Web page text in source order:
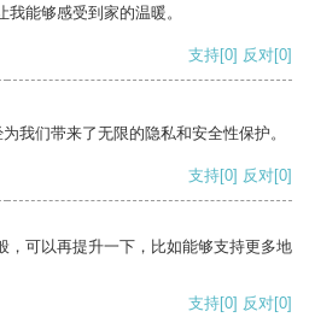
能够感受到家的温暖。
支持[0] 反对[0]
我们带来了无限的隐私和安全性保护。
支持[0] 反对[0]
，可以再提升一下，比如能够支持更多地
支持[0] 反对[0]